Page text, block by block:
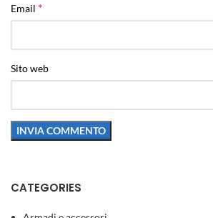
Email *
Sito web
CATEGORIES